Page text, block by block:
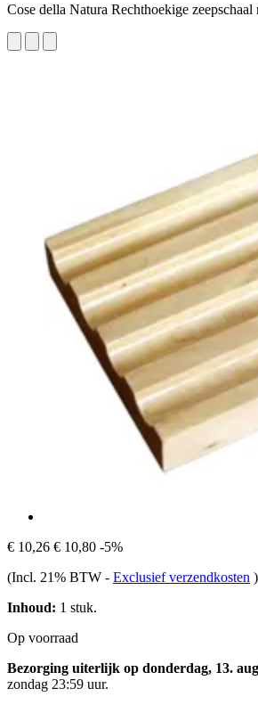
Cose della Natura Rechthoekige zeepschaal
€ 10,26 € 10,80 -5%
(Incl. 21% BTW - Exclusief verzendkosten )
Inhoud: 1 stuk.
Op voorraad
Bezorging uiterlijk op donderdag, 13.
zondag 23:59 uur.